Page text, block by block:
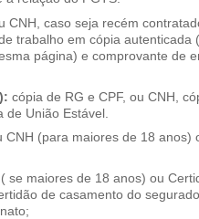
CNH, caso seja recém
trabalho em cópia autenticada
página) e comprovante de
cópia de RG e CPF, ou CNH,
de União Estável.
CNH (para maiores de 18 anos)
se maiores de 18 anos) ou
de casamento do